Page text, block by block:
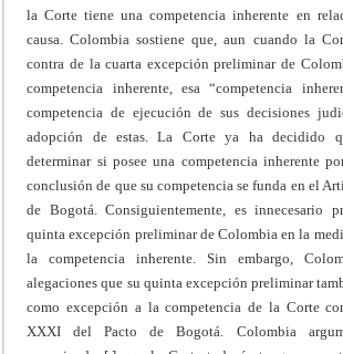
la Corte tiene una competencia inherente en
causa. Colombia sostiene que, aun cuando la
contra de la cuarta excepción preliminar de
competencia inherente, esa “competencia
competencia de ejecución de sus decisiones
adopción de estas. La Corte ya ha decidido
determinar si posee una competencia inherente
conclusión de que su competencia se funda en el
de Bogotá. Consiguientemente, es innecesario
quinta excepción preliminar de Colombia en la
la competencia inherente. Sin embargo,
alegaciones que su quinta excepción preliminar
como excepción a la competencia de la Corte
XXXI del Pacto de Bogotá. Colombia